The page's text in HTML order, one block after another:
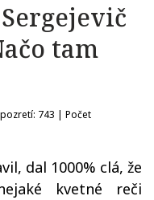
tam
743 | Počet
dal 1000% clá, že
kvetné reči